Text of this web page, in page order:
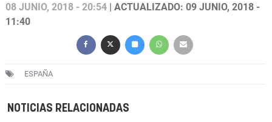
08 JUNIO, 2018 - 20:54 | ACTUALIZADO: 09 JUNIO, 2018 -
11:40
ESPAÑA
NOTICIAS RELACIONADAS